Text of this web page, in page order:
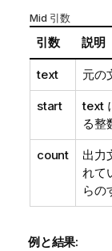
Mid 引数
引数 説明
text 元の
start text
る整
count
出力
れて
らの
例と結果: